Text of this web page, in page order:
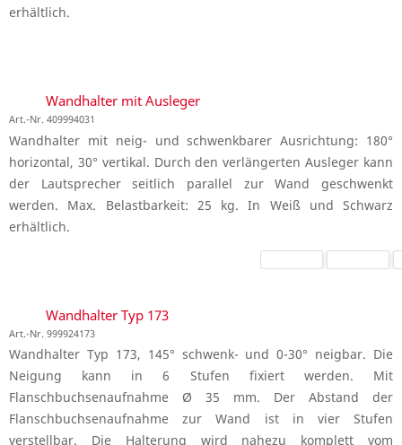
erhältlich.
Wandhalter mit Ausleger
Art.-Nr. 409994031
Wandhalter mit neig- und schwenkbarer Ausrichtung: 180°
horizontal, 30° vertikal. Durch den verlängerten Ausleger kann
der Lautsprecher seitlich parallel zur Wand geschwenkt
werden. Max. Belastbarkeit: 25 kg. In Weiß und Schwarz
erhältlich.
Wandhalter Typ 173
Art.-Nr. 999924173
Wandhalter Typ 173, 145° schwenk- und 0-30° neigbar. Die
Neigung kann in 6 Stufen fixiert werden. Mit
Flanschbuchsenaufnahme Ø 35 mm. Der Abstand der
Flanschbuchsenaufnahme zur Wand ist in vier Stufen
verstellbar. Die Halterung wird nahezu komplett vom